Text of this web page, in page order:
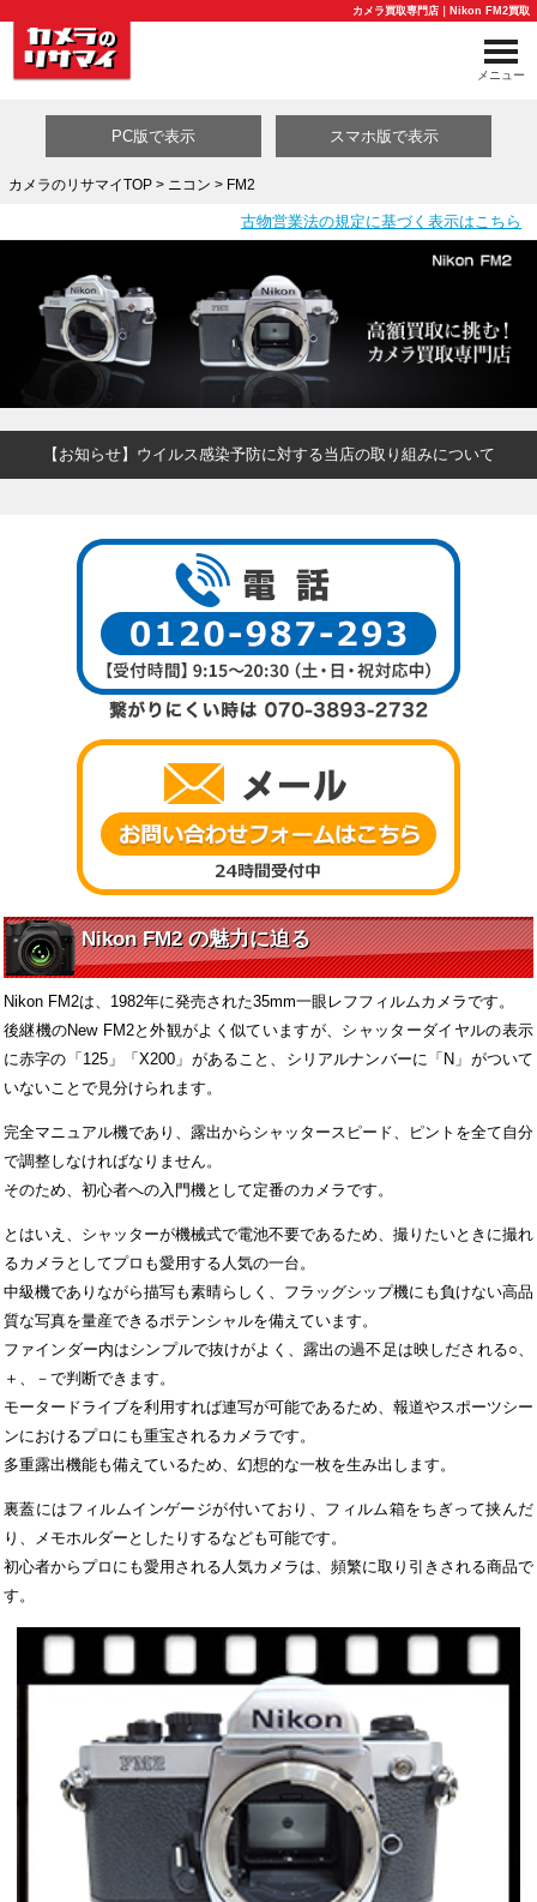
カメラ買取専門店｜Nikon FM2買取
メニュー
買取カテゴリ一覧
PC版で表示 スマホ版で表示
カメラのリサマイTOP> ニコン > FM2
古物営業法の規定に基づく表示はこちら
【お知らせ】ウイルス感染予防に対する当店の取り組みについて
Nikon FM2 の魅力に迫る
Nikon FM2は、1982年に発売された35mm一眼レフフィルムカメラです。
後継機のNew FM2と外観がよく似ていますが、シャッターダイヤルの表示
に赤字の「125」「X200」があること、シリアルナンバーに「N」がついて
いないことで見分けられます。
完全マニュアル機であり、露出からシャッタースピード、ピントを全て自分
で調整しなければなりません。
そのため、初心者への入門機として定番のカメラです。
とはいえ、シャッターが機械式で電池不要であるため、撮りたいときに撮れ
るカメラとしてプロも愛用する人気の一台。
中級機でありながら描写も素晴らしく、フラッグシップ機にも負けない高品
質な写真を量産できるポテンシャルを備えています。
ファインダー内はシンプルで抜けがよく、露出の過不足は映しだされる○、
＋、－で判断できます。
モータードライブを利用すれば連写が可能であるため、報道やスポーツシー
ンにおけるプロにも重宝されるカメラです。
多重露出機能も備えているため、幻想的な一枚を生み出します。
裏蓋にはフィルムインゲージが付いており、フィルム箱をちぎって挟んだ
り、メモホルダーとしたりするなども可能です。
初心者からプロにも愛用される人気カメラは、頻繁に取り引きされる商品で
す。